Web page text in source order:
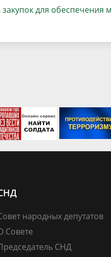
для
народных депутатов
Совете
СНД